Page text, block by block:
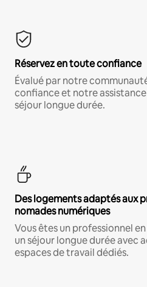
Réservez en toute confiance
Évalué par notre
confiance et notre
séjour longue durée.
Des logements adaptés aux
nomades numériques
Vous êtes un professionnel
un séjour longue durée avec
espaces de travail dédiés.